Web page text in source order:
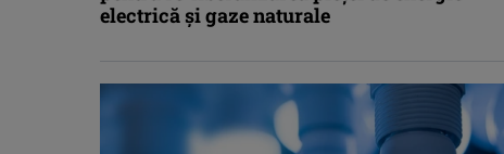
electrică şi gaze naturale